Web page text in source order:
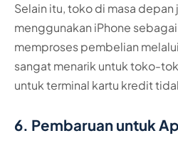
Selain itu, toko di masa
menggunakan iPhone
memproses pembelian
sangat menarik untuk toko-
untuk terminal kartu kredit
6. Pembaruan untuk